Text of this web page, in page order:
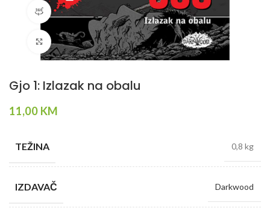
360 product view
Klikni da povečaš
Gjo 1: Izlazak na obalu
11,00 KM
TEŽINA 0,8 kg
IZDAVAČ Darkwood